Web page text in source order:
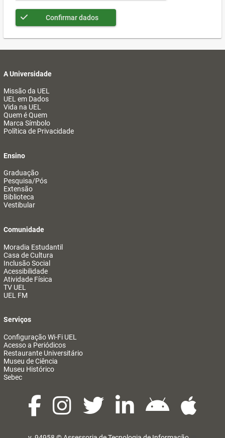
Confirmar dados
A Universidade
Missão da UEL
UEL em Dados
Vida na UEL
Quem é Quem
Marca Símbolo
Política de Privacidade
Ensino
Graduação
Pesquisa/Pós
Extensão
Biblioteca
Vestibular
Comunidade
Moradia Estudantil
Casa de Cultura
Inclusão Social
Acessibilidade
Atividade Física
TV UEL
UEL FM
Serviços
Configuração Wi-Fi UEL
Acesso a Periódicos
Restaurante Universitário
Museu de Ciência
Museu Histórico
Sebec